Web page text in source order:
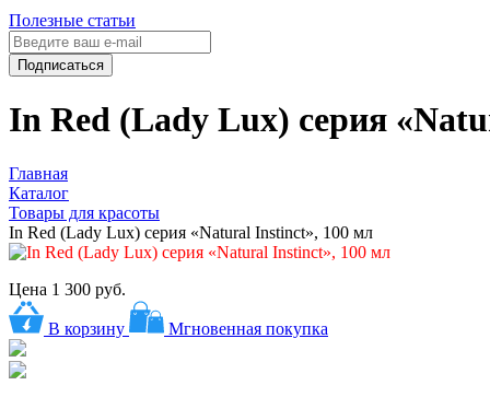
Полезные статьи
Подписаться
In Red (Lady Lux) серия
Главная
Каталог
Товары для красоты
In Red (Lady Lux) серия «Natural Instinct», 100 мл
Цена 1 300 руб.
В корзину Мгновенная покупка